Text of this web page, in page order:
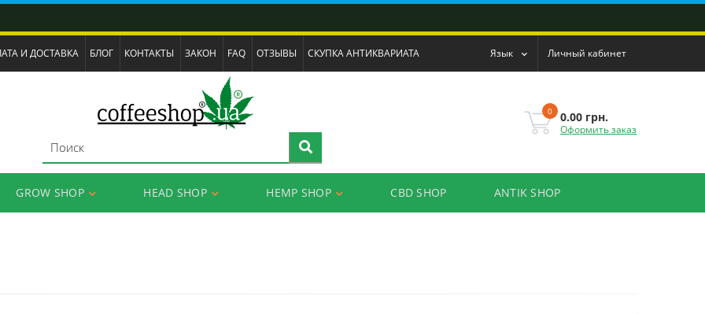
И ДОСТАВКА БЛОГ КОНТАКТЫ ЗАКОН FAQ ОТЗЫВЫ СКУПКА АНТИКВАРИАТА Язык Личный кабинет
0 0.00 грн.
Оформить заказ
GROW SHOP HEAD SHOP HEMP SHOP CBD SHOP ANTIK SHOP